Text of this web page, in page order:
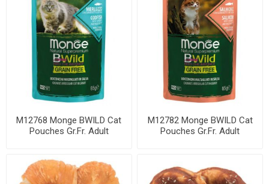
M12768 Monge BWILD Cat
Pouches Gr.Fr. Adult
M12782 Monge BWILD Cat
Pouches Gr.Fr. Adult